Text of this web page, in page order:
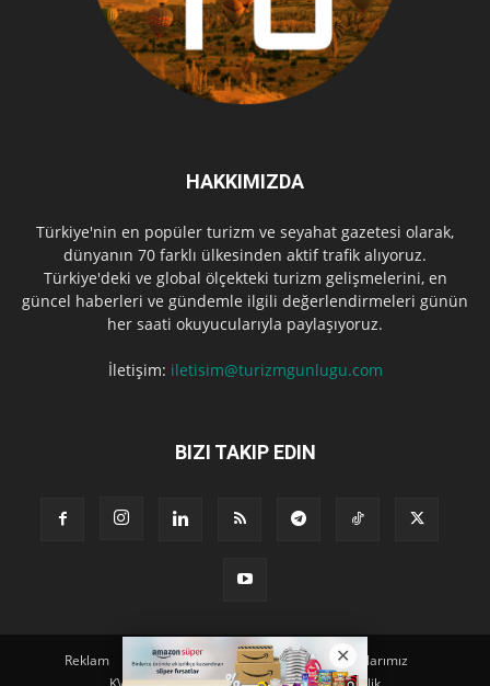
HAKKIMIZDA
Türkiye'nin en popüler turizm ve seyahat gazetesi olarak,
dünyanın 70 farklı ülkesinden aktif trafik alıyoruz.
Türkiye'deki ve global ölçekteki turizm gelişmelerini, en
güncel haberleri ve gündemle ilgili değerlendirmeleri günün
her saati okuyucularıyla paylaşıyoruz.
İletişim: iletisim@turizmgunlugu.com
BIZI TAKIP EDIN
Reklam Künye Hakkımızda Iletişim
Yazarlarımız